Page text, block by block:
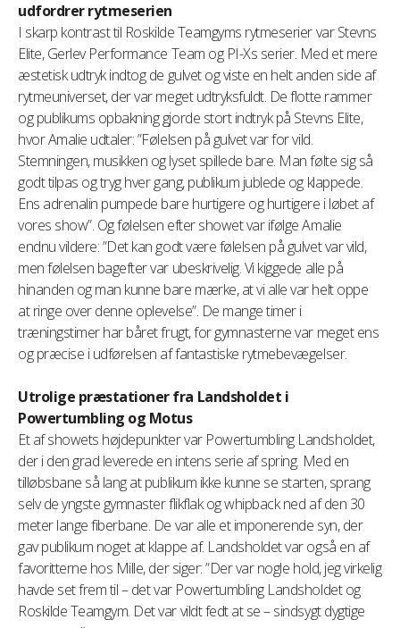
udfordrer rytmeserien
I skarp kontrast til Roskilde Teamgyms rytmeserier var Stevns
Elite, Gerlev Performance Team og PI-Xs serier. Med et mere
æstetisk udtryk indtog de gulvet og viste en helt anden side af
rytmeuniverset, der var meget udtryksfuldt. De flotte rammer
og publikums opbakning gjorde stort indtryk på Stevns Elite,
hvor Amalie udtaler: ”Følelsen på gulvet var for vild.
Stemningen, musikken og lyset spillede bare. Man følte sig så
godt tilpas og tryg hver gang, publikum jublede og klappede.
Ens adrenalin pumpede bare hurtigere og hurtigere i løbet af
vores show”. Og følelsen efter showet var ifølge Amalie
endnu vildere: ”Det kan godt være følelsen på gulvet var vild,
men følelsen bagefter var ubeskrivelig. Vi kiggede alle på
hinanden og man kunne bare mærke, at vi alle var helt oppe
at ringe over denne oplevelse”. De mange timer i
træningstimer har båret frugt, for gymnasterne var meget ens
og præcise i udførelsen af fantastiske rytmebevægelser.
Utrolige præstationer fra Landsholdet i
Powertumbling og Motus
Et af showets højdepunkter var Powertumbling Landsholdet,
der i den grad leverede en intens serie af spring. Med en
tilløbsbane så lang at publikum ikke kunne se starten, sprang
selv de yngste gymnaster flikflak og whipback ned af den 30
meter lange fiberbane. De var alle et imponerende syn, der
gav publikum noget at klappe af. Landsholdet var også en af
favoritterne hos Mille, der siger: ”Der var nogle hold, jeg virkelig
havde set frem til – det var Powertumbling Landsholdet og
Roskilde Teamgym. Det var vildt fedt at se – sindsygt dygtige